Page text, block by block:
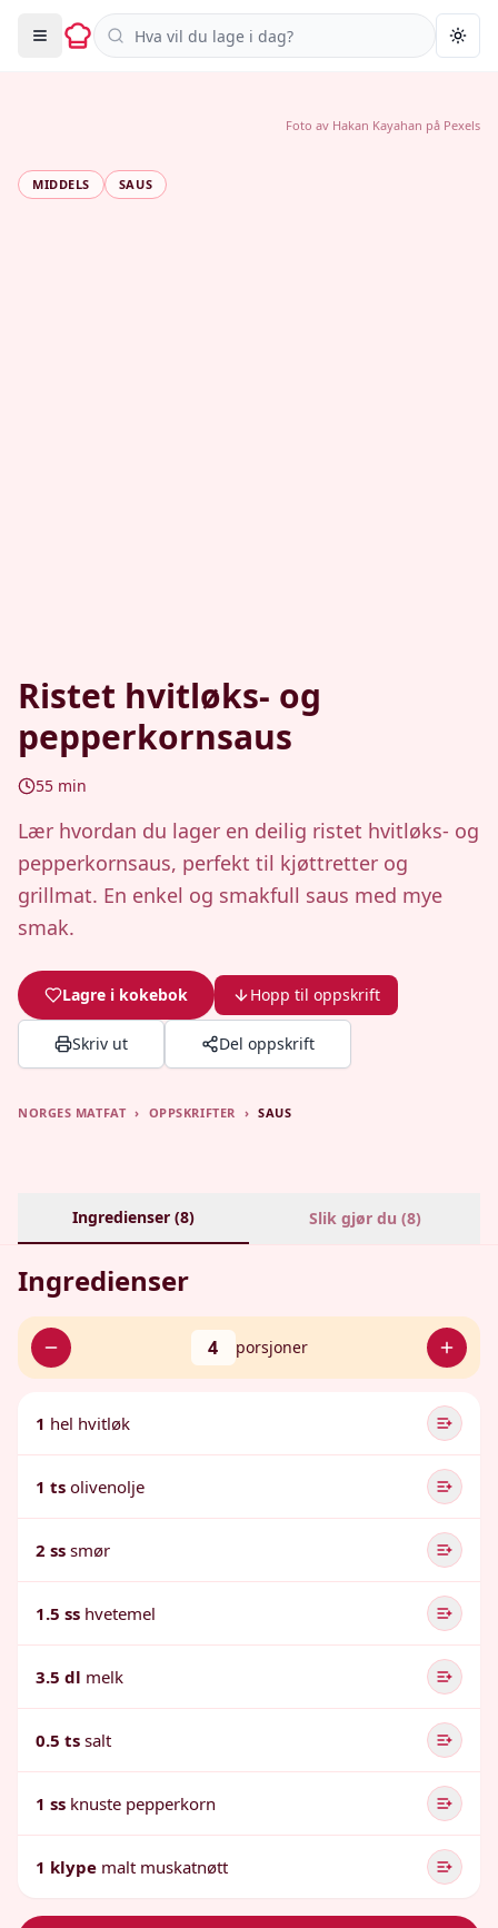
Søk i oppskrifter
MIDDELS SAUS
Ristet hvitløks- og
pepperkornsaus
55 min
Lær hvordan du lager en deilig ristet hvitløks- og
pepperkornsaus, perfekt til kjøttretter og
grillmat. En enkel og smakfull saus med mye
smak.
Lagre i kokebok Hopp til oppskrift
Skriv ut Del oppskrift
Foto av Hakan Kayahan på Pexels
NORGES MATFAT › OPPSKRIFTER › SAUS
Ingredienser (8) Slik gjør du (8)
Ingredienser
4 porsjoner
1 hel hvitløk
1 ts olivenolje
2 ss smør
1.5 ss hvetemel
3.5 dl melk
0.5 ts salt
1 ss knuste pepperkorn
1 klype malt muskatnøtt